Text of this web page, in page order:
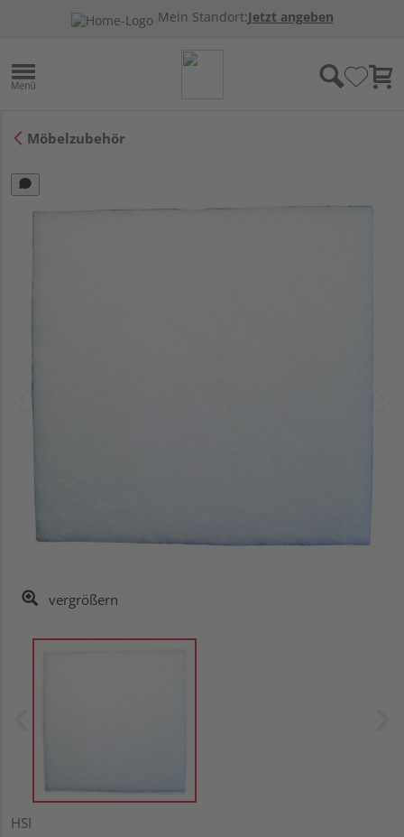
Mein Standort:Jetzt angeben
Möbelzubehör
vergrößern
HSI